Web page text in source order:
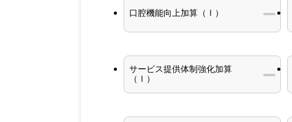
口腔機能向上加算（Ⅰ）
サービス提供体制強化加算
（Ⅰ）